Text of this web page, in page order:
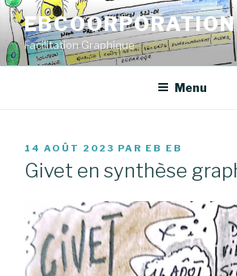
Aller
au
contenu
principal
EBCOORPORATION
Facilitation Graphique
Menu
PUBLIÉ
LE
14 AOÛT 2023 PAR EB EB
Givet en synthèse